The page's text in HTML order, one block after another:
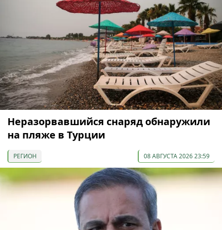
Неразорвавшийся снаряд обнаружили
на пляже в Турции
РЕГИОН 08 АВГУСТА 2026 23:59